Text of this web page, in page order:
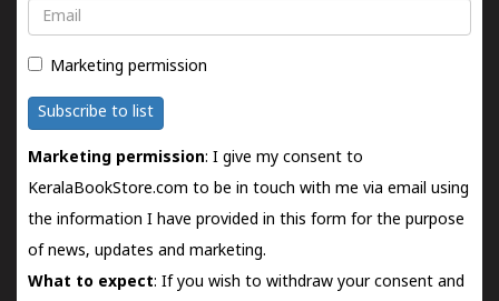
Email
Marketing permission
Subscribe to list
Marketing permission: I give my consent to
KeralaBookStore.com to be in touch with me via email using
the information I have provided in this form for the purpose
of news, updates and marketing.
What to expect: If you wish to withdraw your consent and